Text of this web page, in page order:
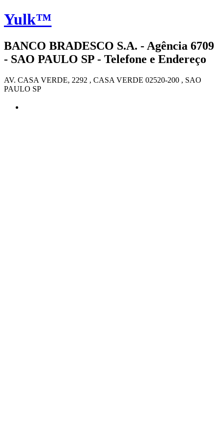
Yulk™
BANCO BRADESCO S.A. - Agência 6709
- SAO PAULO SP - Telefone e Endereço
AV. CASA VERDE, 2292 , CASA VERDE 02520-200 , SAO
PAULO SP